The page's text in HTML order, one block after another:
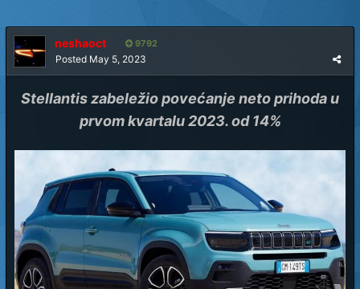
neshaoct 9792
Posted May 5, 2023
Stellantis zabeležio povećanje neto prihoda u
prvom kvartalu 2023. od 14%